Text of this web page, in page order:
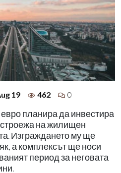
19 462 0
планира да инвестира
строежа на жилищен
Изграждането му ще
а комплексът ще носи
период за неговата